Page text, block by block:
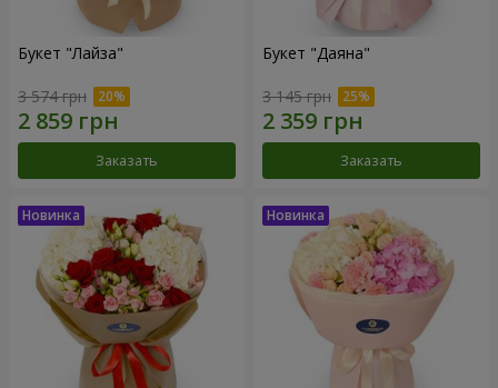
Букет "Лайза"
3 574 грн
Заказать
Букет "Даяна"
3 145 грн
Заказать